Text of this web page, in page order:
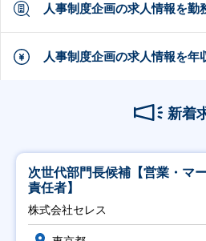
人事制度企画の求人情報を勤
人事制度企画の求人情報を年
新着
次世代部門長候補【営業・マ
責任者】
株式会社セレス